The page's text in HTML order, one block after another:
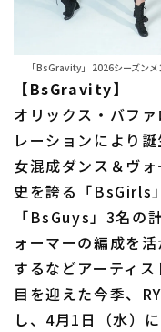
「BsGravity」 2026シーズ
【BsGravity】
オリックス・バフ
レーションにより
女混成ダンス＆ヴ
史を誇る「BsGirls
「BsGuys」3名の
ォーマーの編成を
するなどアーティ
目を迎えた今季、
し、4月1日（水）